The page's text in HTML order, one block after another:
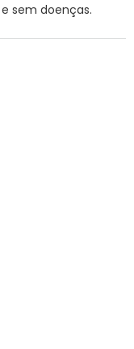
sem doenças.